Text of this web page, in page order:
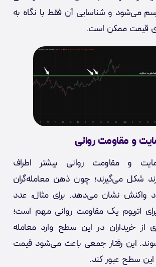
می‌شود و شناسایی آن فقط با نگاه به
قیمت ممکن است.
و مقاومت روانی
و مقاومت روانی بیشتر اطراف
شکل می‌گیرند؛ چون ذهن معامله‌گران
واکنش نشان می‌دهد. برای مثال، عدد
برای اتریوم یک مقاومت روانی مهم است؛
از خریداران در این سطح وارد معامله
این رفتار جمعی باعث می‌شود قیمت
سطح عبور کند.